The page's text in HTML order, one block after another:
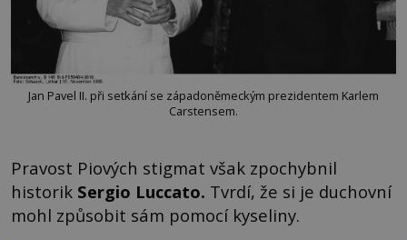
Jan Pavel II. při setkání se západoněmeckým prezidentem Karlem
Carstensem.
Pravost Piových stigmat však zpochybnil
historik Sergio Luccato. Tvrdí, že si je duchovní
mohl způsobit sám pomocí kyseliny.